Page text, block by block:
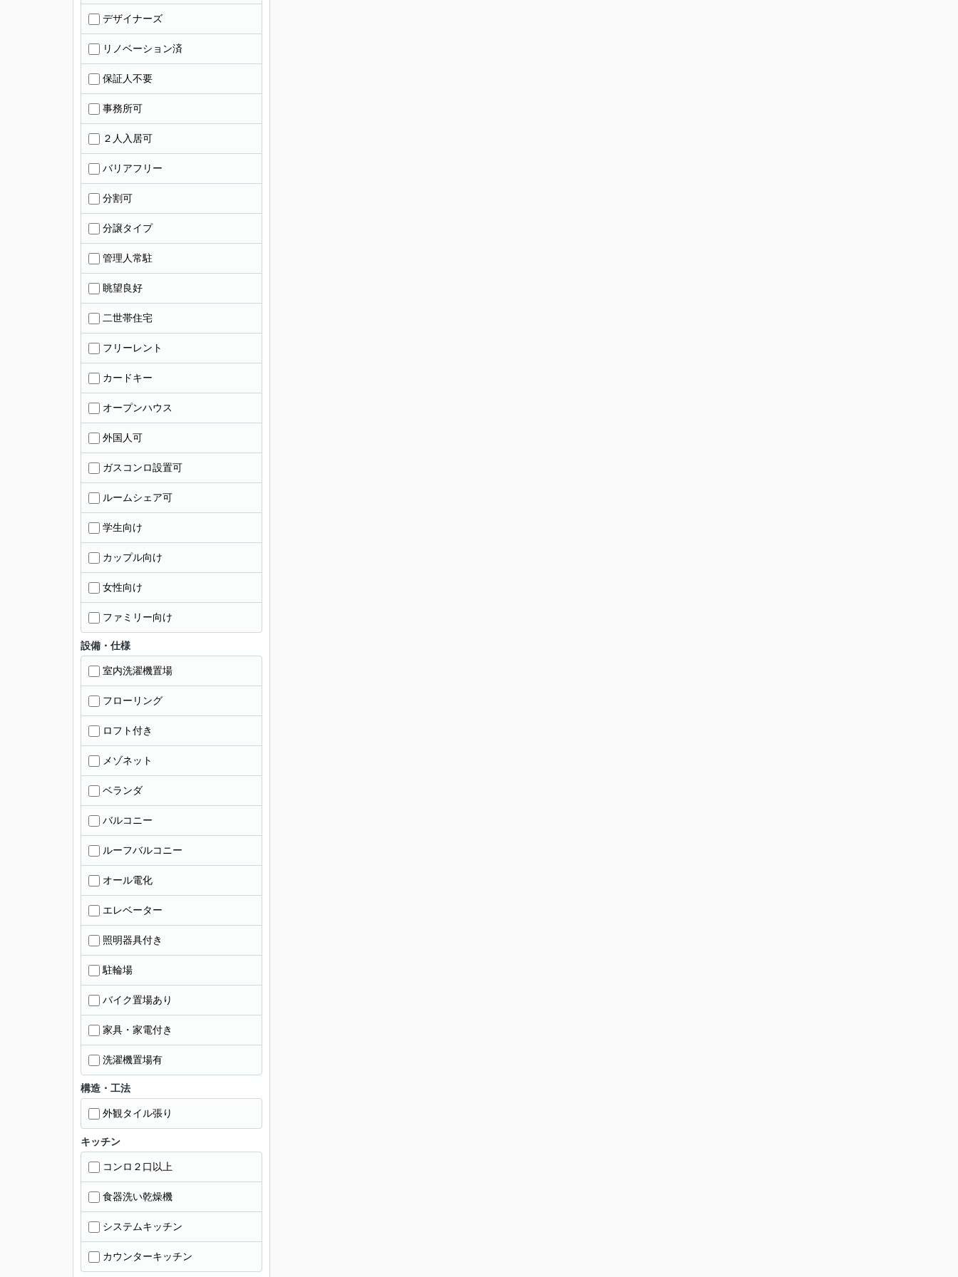
デザイナーズ
リノベーション済
保証人不要
事務所可
２人入居可
バリアフリー
分割可
分譲タイプ
管理人常駐
眺望良好
二世帯住宅
フリーレント
カードキー
オープンハウス
外国人可
ガスコンロ設置可
ルームシェア可
学生向け
カップル向け
女性向け
ファミリー向け
設備・仕様
室内洗濯機置場
フローリング
ロフト付き
メゾネット
ベランダ
バルコニー
ルーフバルコニー
オール電化
エレベーター
照明器具付き
駐輪場
バイク置場あり
家具・家電付き
洗濯機置場有
構造・工法
外観タイル張り
キッチン
コンロ２口以上
食器洗い乾燥機
システムキッチン
カウンターキッチン